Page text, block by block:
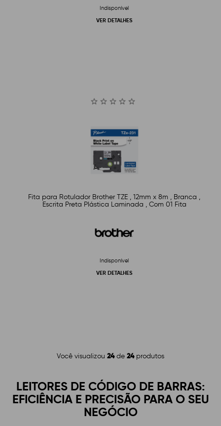
Indisponível
VER DETALHES
Fita para Rotulador Brother TZE , 12mm x 8m , Branca ,
Escrita Preta Plástica Laminada , Com 01 Fita
Indisponível
VER DETALHES
Você visualizou 24de 24produtos
LEITORES DE CÓDIGO DE BARRAS:
EFICIÊNCIA E PRECISÃO PARA O SEU
NEGÓCIO